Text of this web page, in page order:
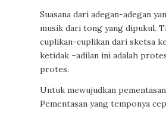
Suasana dari adegan-adegan
musik dari tong yang dipukul.
cuplikan-cuplikan dari sketsa
ketidak –adilan ini adalah
protes.
Untuk mewujudkan
Pementasan yang temponya